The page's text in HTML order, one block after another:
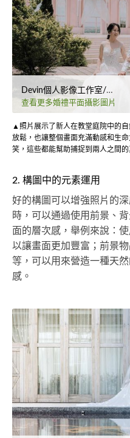
Devin個人影像工作室/寵物/婚禮/紀錄
查看更多婚禮平面攝影圖片
▲照片展示了新人在教堂庭院中的
放鬆，也讓整個畫面充滿動感和生
笑，這些都能幫助捕捉到兩人之間的
2. 構圖中的元素運用
好的構圖可以增強照片的
時，可以通過使用前景、
面的層次感，舉例來說：
以讓畫面更加豐富；前景
等，可以用來營造一種天
感。